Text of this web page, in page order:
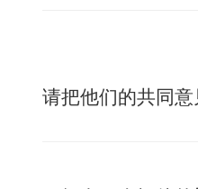
请把他们的共同意